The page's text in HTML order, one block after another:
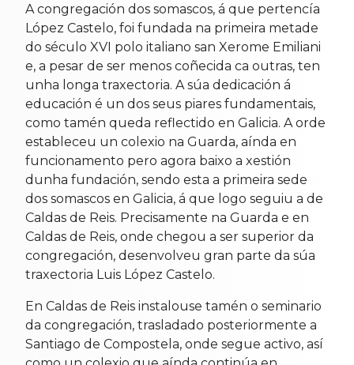
A congregación dos somascos, á que pertencía
López Castelo, foi fundada na primeira metade
do século XVI polo italiano san Xerome Emiliani
e, a pesar de ser menos coñecida ca outras, ten
unha longa traxectoria. A súa dedicación á
educación é un dos seus piares fundamentais,
como tamén queda reflectido en Galicia. A orde
estableceu un colexio na Guarda, aínda en
funcionamento pero agora baixo a xestión
dunha fundación, sendo esta a primeira sede
dos somascos en Galicia, á que logo seguiu a de
Caldas de Reis. Precisamente na Guarda e en
Caldas de Reis, onde chegou a ser superior da
congregación, desenvolveu gran parte da súa
traxectoria Luis López Castelo.
En Caldas de Reis instalouse tamén o seminario
da congregación, trasladado posteriormente a
Santiago de Compostela, onde segue activo, así